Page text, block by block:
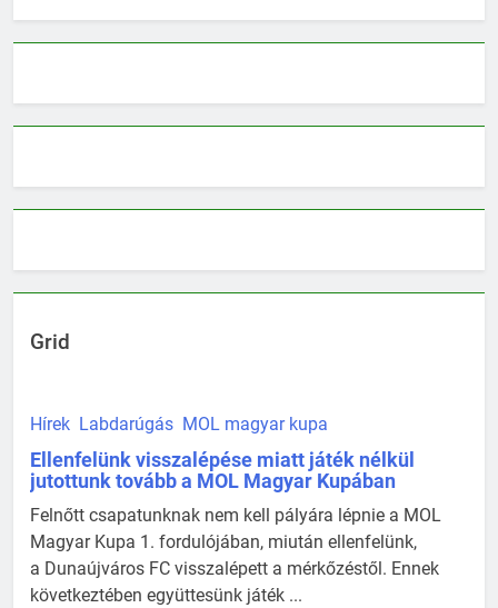
Grid
Hírek Labdarúgás MOL magyar kupa
Ellenfelünk visszalépése miatt játék nélkül
jutottunk tovább a MOL Magyar Kupában
Felnőtt csapatunknak nem kell pályára lépnie a MOL
Magyar Kupa 1. fordulójában, miután ellenfelünk,
a Dunaújváros FC visszalépett a mérkőzéstől. Ennek
következtében együttesünk játék ...